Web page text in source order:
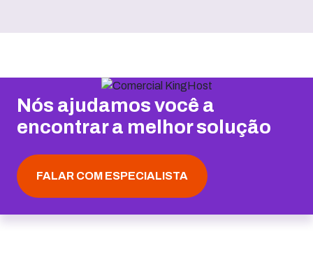
Nós ajudamos você a
encontrar a melhor solução
FALAR COM ESPECIALISTA